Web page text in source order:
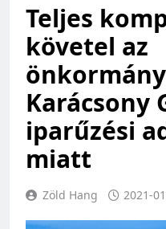
Teljes
követel az
Karácsony
iparűzési
miatt
Zöld Hang 2021-